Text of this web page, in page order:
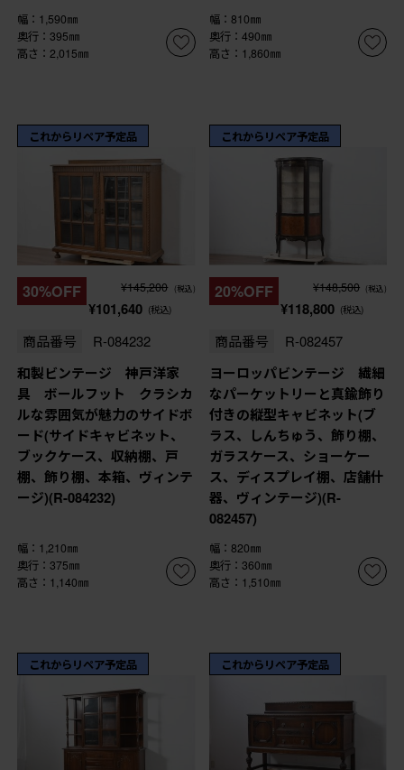
幅：1,590㎜
奥行：395㎜
高さ：2,015㎜
幅：810㎜
奥行：490㎜
高さ：1,860㎜
これからリペア予定品
30%OFF ¥145,200 (税込)
¥101,640 (税込)
商品番号 R-084232
和製ビンテージ 神戸洋家
具 ボールフット クラシカ
ルな雰囲気が魅力のサイドボ
ード(サイドキャビネット、
ブックケース、収納棚、戸
棚、飾り棚、本箱、ヴィンテ
ージ)(R-084232)
幅：1,210㎜
奥行：375㎜
高さ：1,140㎜
これからリペア予定品
20%OFF ¥148,500 (税込)
¥118,800 (税込)
商品番号 R-082457
ヨーロッパビンテージ 繊細
なパーケットリーと真鍮飾り
付きの縦型キャビネット(ブ
ラス、しんちゅう、飾り棚、
ガラスケース、ショーケー
ス、ディスプレイ棚、店舗什
器、ヴィンテージ)(R-
082457)
幅：820㎜
奥行：360㎜
高さ：1,510㎜
これからリペア予定品 これからリペア予定品